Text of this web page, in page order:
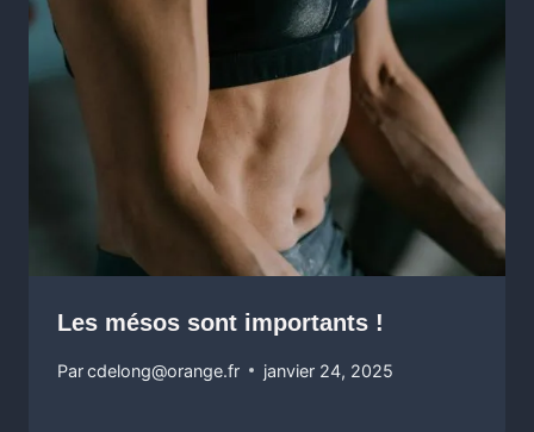
Les mésos sont importants !
Parcdelong@orange.fr janvier 24, 2025